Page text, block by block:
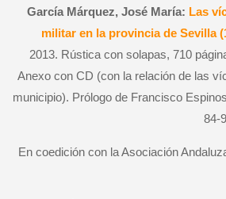
García Márquez, José María: Las
militar en la provincia de Sevilla
2013. Rústica con solapas, 710
Anexo con CD (con la relación de las
municipio). Prólogo de Francisco
84-
En coedición con la Asociación